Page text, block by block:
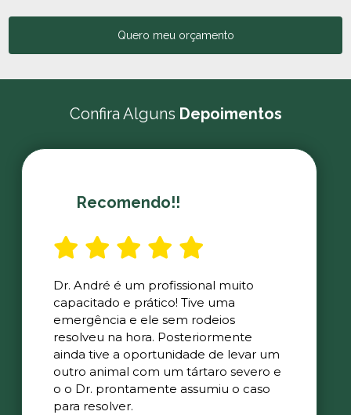
Quero meu orçamento
Confira Alguns Depoimentos
Recomendo!!
Dr. André é um profissional muito
capacitado e prático! Tive uma
emergência e ele sem rodeios
resolveu na hora. Posteriormente
ainda tive a oportunidade de levar um
outro animal com um tártaro severo e
o o Dr. prontamente assumiu o caso
para resolver.